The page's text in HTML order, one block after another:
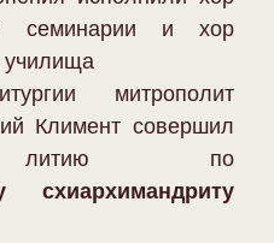
семинарии и хор
училища
митрополит
Климент совершил
литию по
схиархимандриту